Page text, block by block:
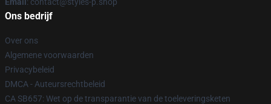
Ons bedrijf
Over ons
Algemene voorwaarden
Privacybeleid
DMCA - Auteursrechtbeleid
CA SB657: Wet op de transparantie van de toeleveringsketen